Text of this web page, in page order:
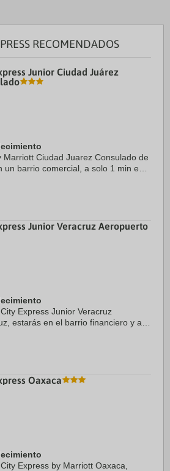
RECOMENDADOS
Junior Ciudad Juárez
Marriott Ciudad Juarez Consulado de
barrio comercial, a solo 1 min en
...
Junior Veracruz Aeropuerto
Express Junior Veracruz
estarás en el barrio financiero y a
Además, ...
Oaxaca
Express by Marriott Oaxaca,